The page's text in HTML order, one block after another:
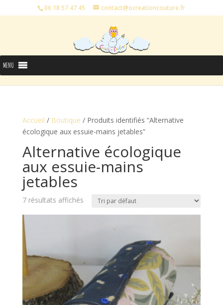
06 18 57 47 45 contact@ocreationcouture.fr
MENU
Accueil / Boutique / Produits identifiés “Alternative
écologique aux essuie-mains jetables”
Alternative écologique
aux essuie-mains
jetables
7 résultats affichés